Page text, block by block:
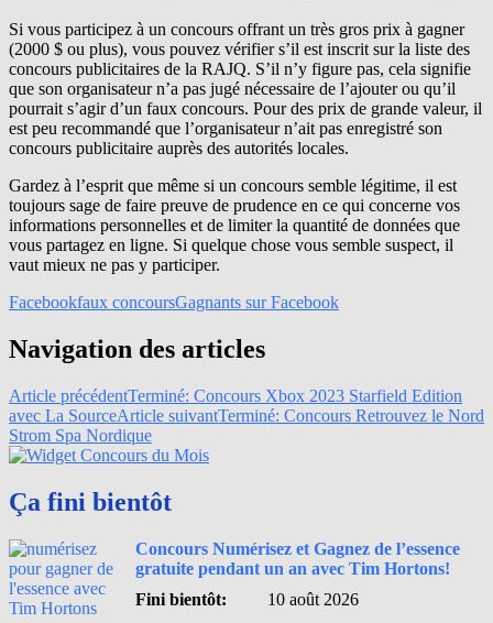
Si vous participez à un concours offrant un très gros prix à gagner
(2000 $ ou plus), vous pouvez vérifier s’il est inscrit sur la liste des
concours publicitaires de la RAJQ. S’il n’y figure pas, cela signifie
que son organisateur n’a pas jugé nécessaire de l’ajouter ou qu’il
pourrait s’agir d’un faux concours. Pour des prix de grande valeur, il
est peu recommandé que l’organisateur n’ait pas enregistré son
concours publicitaire auprès des autorités locales.
Gardez à l’esprit que même si un concours semble légitime, il est
toujours sage de faire preuve de prudence en ce qui concerne vos
informations personnelles et de limiter la quantité de données que
vous partagez en ligne. Si quelque chose vous semble suspect, il
vaut mieux ne pas y participer.
Facebookfaux concoursGagnants sur Facebook
Navigation des articles
Article précédentTerminé: Concours Xbox 2023 Starfield Edition
avec La SourceArticle suivantTerminé: Concours Retrouvez le Nord
Strom Spa Nordique
Ça fini bientôt
Concours Numérisez et Gagnez de l’essence
gratuite pendant un an avec Tim Hortons!
Fini bientôt:
10 août 2026